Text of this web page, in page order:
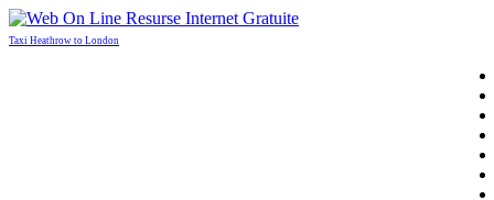
Taxi Heathrow to London